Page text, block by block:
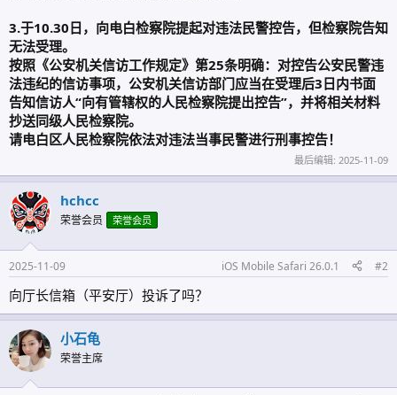
3.于10.30日，向电白检察院提起对违法民警控告，但检察院告知
无法受理。
按照《公安机关信访工作规定》第25条明确：对控告公安民警违
法违纪的信访事项，公安机关信访部门应当在受理后3日内书面
告知信访人“向有管辖权的人民检察院提出控告”，并将相关材料
抄送同级人民检察院。
请电白区人民检察院依法对违法当事民警进行刑事控告！
最后编辑: 2025-11-09
hchcc
荣誉会员 荣誉会员
2025-11-09 iOS Mobile Safari 26.0.1 #2
向厅长信箱（平安厅）投诉了吗？
小石龟
荣誉主席